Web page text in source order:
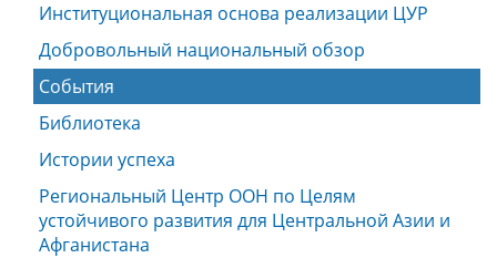
Институциональная основа реализации ЦУР
Добровольный национальный обзор
События
Библиотека
Истории успеха
Региональный Центр ООН по Целям
устойчивого развития для Центральной Азии и
Афганистана